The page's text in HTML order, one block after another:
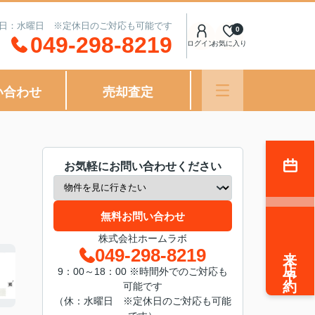
：水曜日 ※定休日のご対応も可能です
049-298-8219 ログインお気に入り
0
合わせ 売却査定
お気軽にお問い合わせください
無料お問い合わせ
株式会社ホームラボ
049-298-8219
9：00～18：00 ※時間外でのご対応も
可能です
（休：水曜日 ※定休日のご対応も可能
来店予約